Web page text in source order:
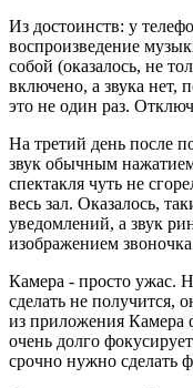
Из достоинств: у
воспроизведение
собой (оказалось, не
включено, а звука нет,
это не один раз.
На третий день после
звук обычным
спектакля чуть не
весь зал. Оказалось,
уведомлений, а звук
изображением
Камера - просто ужас.
сделать не получится,
из приложения Камера
очень долго
срочно нужно сделать